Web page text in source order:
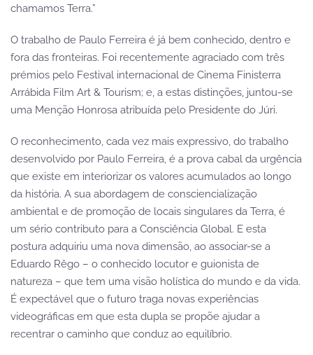
chamamos Terra.”
O trabalho de Paulo Ferreira é já bem conhecido, dentro e
fora das fronteiras. Foi recentemente agraciado com três
prémios pelo Festival internacional de Cinema Finisterra
Arrábida Film Art & Tourism; e, a estas distinções, juntou-se
uma Menção Honrosa atribuída pelo Presidente do Júri.
O reconhecimento, cada vez mais expressivo, do trabalho
desenvolvido por Paulo Ferreira, é a prova cabal da urgência
que existe em interiorizar os valores acumulados ao longo
da história. A sua abordagem de consciencialização
ambiental e de promoção de locais singulares da Terra, é
um sério contributo para a Consciência Global. E esta
postura adquiriu uma nova dimensão, ao associar-se a
Eduardo Rêgo – o conhecido locutor e guionista de
natureza – que tem uma visão holística do mundo e da vida.
É expectável que o futuro traga novas experiências
videográficas em que esta dupla se propõe ajudar a
recentrar o caminho que conduz ao equilíbrio.